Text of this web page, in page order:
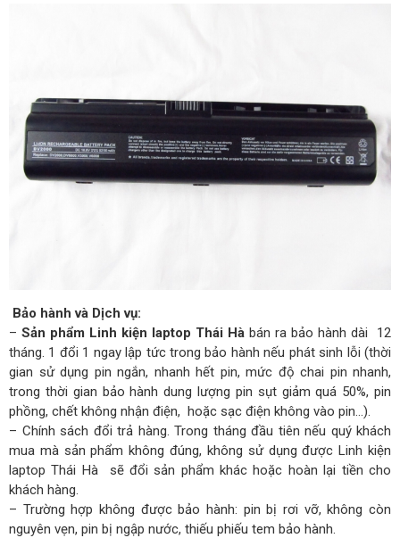
Bảo hành và Dịch vụ:
– Sản phẩm Linh kiện laptop Thái Hà bán ra bảo hành dài 12
tháng. 1 đổi 1 ngay lập tức trong bảo hành nếu phát sinh lỗi (thời
gian sử dụng pin ngắn, nhanh hết pin, mức độ chai pin nhanh,
trong thời gian bảo hành dung lượng pin sụt giảm quá 50%, pin
phồng, chết không nhận điện, hoặc sạc điện không vào pin…).
– Chính sách đổi trả hàng. Trong tháng đầu tiên nếu quý khách
mua mà sản phẩm không đúng, không sử dụng được Linh kiện
laptop Thái Hà sẽ đổi sản phẩm khác hoặc hoàn lại tiền cho
khách hàng.
– Trường hợp không được bảo hành: pin bị rơi vỡ, không còn
nguyên vẹn, pin bị ngập nước, thiếu phiếu tem bảo hành.